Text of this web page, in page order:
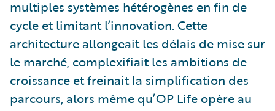
multiples systèmes hétérogènes en fin de
cycle et limitant l’innovation. Cette
architecture allongeait les délais de mise sur
le marché, complexifiait les ambitions de
croissance et freinait la simplification des
parcours, alors même qu’OP Life opère au